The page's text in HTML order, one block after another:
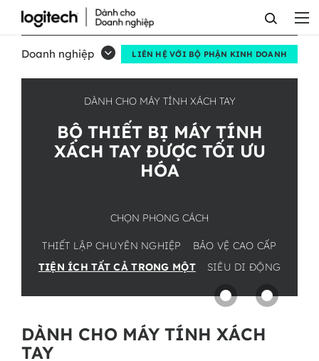
BỘ
THIẾT
BỊ
TÍNH
XÁCH
HÓA
Doanh nghiệp LIÊN HỆ VỚI BỘ PHẬN KINH DOANH
DÀNH CHO MÁY TÍNH XÁCH TAY
BỘ THIẾT BỊ MÁY TÍNH
XÁCH TAY ĐƯỢC TỐI ƯU
HÓA
CHỌN PHONG CÁCH
THIẾT LẬP CHUYÊN NGHIỆP
BẢO VỆ CAO CẤP
TIỆN ÍCH TẤT CẢ TRONG MỘT
SIÊU DI ĐỘNG
DÀNH CHO MÁY TÍNH XÁCH
TAY